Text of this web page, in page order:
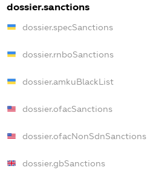
dossier.sanctions
dossier.specSanctions
dossier.rnboSanctions
dossier.amkuBlackList
dossier.ofacSanctions
dossier.ofacNonSdnSanctions
dossier.gbSanctions